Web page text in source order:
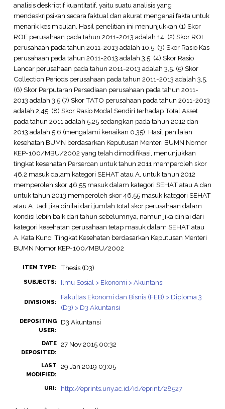
analisis deskriptif kuantitatif, yaitu suatu analisis yang
mendeskripsikan secara faktual dan akurat mengenai fakta untuk
menarik kesimpulan. Hasil penelitian ini menunjukkan (1) Skor
ROE perusahaan pada tahun 2011-2013 adalah 14. (2) Skor ROI
perusahaan pada tahun 2011-2013 adalah 10,5. (3) Skor Rasio Kas
perusahaan pada tahun 2011-2013 adalah 3,5. (4) Skor Rasio
Lancar perusahaan pada tahun 2011-2013 adalah 3,5. (5) Skor
Collection Periods perusahaan pada tahun 2011-2013 adalah 3,5.
(6) Skor Perputaran Persediaan perusahaan pada tahun 2011-
2013 adalah 3,5.(7) Skor TATO perusahaan pada tahun 2011-2013
adalah 2,45. (8) Skor Rasio Modal Sendiri terhadap Total Asset
pada tahun 2011 adalah 5,25 sedangkan pada tahun 2012 dan
2013 adalah 5,6 (mengalami kenaikan 0,35). Hasil penilaian
kesehatan BUMN berdasarkan Keputusan Menteri BUMN Nomor
KEP-100/MBU/2002 yang telah dimodifikasi, menunjukkan
tingkat kesehatan Perseroan untuk tahun 2011 memperoleh skor
46,2 masuk dalam kategori SEHAT atau A, untuk tahun 2012
memperoleh skor 46,55 masuk dalam kategori SEHAT atau A dan
untuk tahun 2013 memperoleh skor 46,55 masuk kategori SEHAT
atau A. Jadi jika dinilai dari jumlah total skor perusahaan dalam
kondisi lebih baik dari tahun sebelumnya, namun jika diniai dari
kategori kesehatan perusahaan tetap masuk dalam SEHAT atau
A. Kata Kunci Tingkat Kesehatan berdasarkan Keputusan Menteri
BUMN Nomor KEP-100/MBU/2002
ITEM TYPE: Thesis (D3)
SUBJECTS: Ilmu Sosial > Ekonomi > Akuntansi
DIVISIONS:
Fakultas Ekonomi dan Bisnis (FEB) > Diploma 3
(D3) > D3 Akuntansi
DEPOSITING
USER:
D3 Akuntansi
DATE
DEPOSITED:
27 Nov 2015 00:32
LAST
MODIFIED:
29 Jan 2019 03:05
URI: http://eprints.uny.ac.id/id/eprint/28527